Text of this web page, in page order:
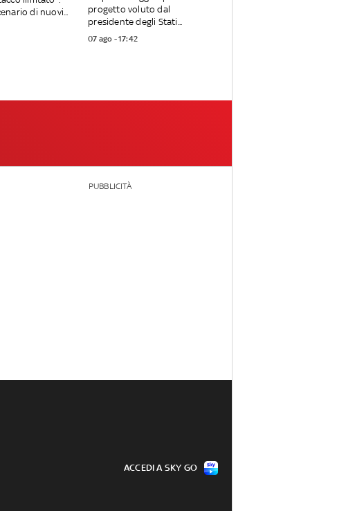
di nuovi...
progetto voluto dal
presidente degli Stati...
07 ago - 17:42
PUBBLICITÀ
ACCEDI A SKY GO